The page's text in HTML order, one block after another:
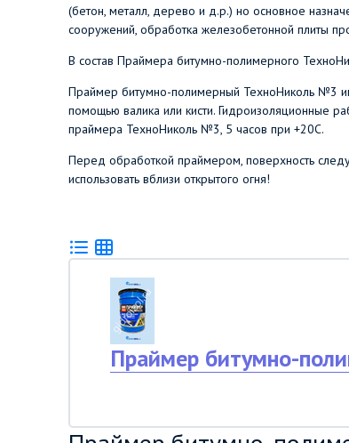
(бетон, металл, дерево и д.р.) но основное
сооружений, обработка железобетонной плиты
В состав Праймера битумно-полимерного
Праймер битумно-полимерный ТехноНиколь №3
помощью валика или кисти. Гидроизоляционные
праймера ТехноНиколь №3, 5 часов при +20С.
Перед обработкой праймером, поверхность
использовать вблизи открытого огня!
Праймер битумно-